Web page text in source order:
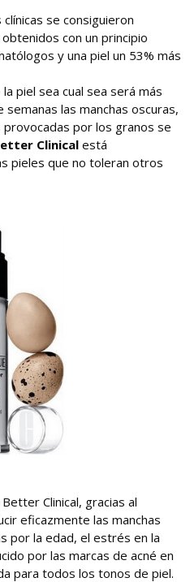
se consiguieron
con un principio
y una piel un 53% más
piel sea cual sea será más
las manchas oscuras,
provocadas por los granos se
Clinicalestá
pieles que no toleran otros
Better Clinical, gracias al
eficazmente las manchas
por la edad, el estrés en la
por las marcas de acné en
para todos los tonos de piel.